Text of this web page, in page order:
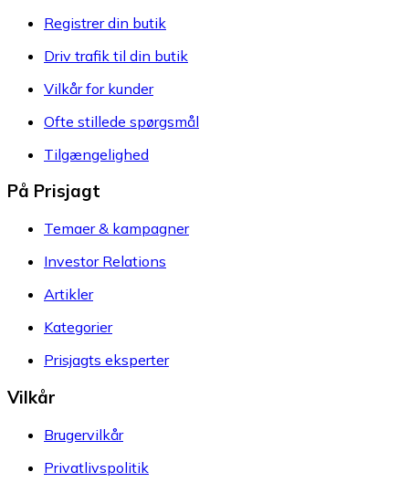
Registrer din butik
Driv trafik til din butik
Vilkår for kunder
Ofte stillede spørgsmål
Tilgængelighed
På Prisjagt
Temaer & kampagner
Investor Relations
Artikler
Kategorier
Prisjagts eksperter
Vilkår
Brugervilkår
Privatlivspolitik